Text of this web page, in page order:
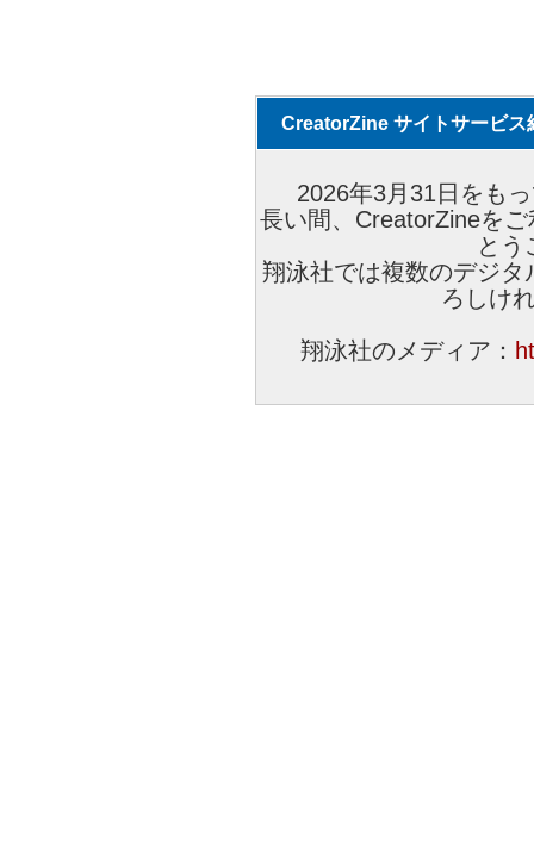
CreatorZine サイトサービス
2026年3月31日をも
長い間、CreatorZineを
とう
翔泳社では複数のデジ
ろしけ
翔泳社のメディア：